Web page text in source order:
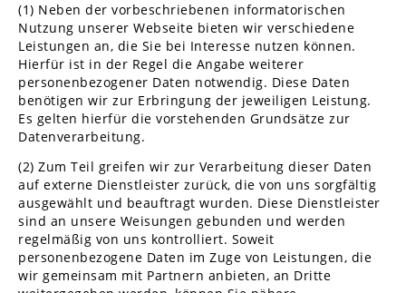
(1) Neben der vorbeschriebenen informatorischen
Nutzung unserer Webseite bieten wir verschiedene
Leistungen an, die Sie bei Interesse nutzen können.
Hierfür ist in der Regel die Angabe weiterer
personenbezogener Daten notwendig. Diese Daten
benötigen wir zur Erbringung der jeweiligen Leistung.
Es gelten hierfür die vorstehenden Grundsätze zur
Datenverarbeitung.
(2) Zum Teil greifen wir zur Verarbeitung dieser Daten
auf externe Dienstleister zurück, die von uns sorgfältig
ausgewählt und beauftragt wurden. Diese Dienstleister
sind an unsere Weisungen gebunden und werden
regelmäßig von uns kontrolliert. Soweit
personenbezogene Daten im Zuge von Leistungen, die
wir gemeinsam mit Partnern anbieten, an Dritte